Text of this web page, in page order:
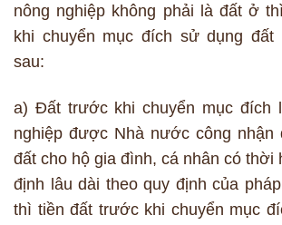
nông nghiệp không phải là đất ở
khi chuyển mục đích sử dụng
sau:
a) Đất trước khi chuyển mục đích
nghiệp được Nhà nước công nhận
đất cho hộ gia đình, cá nhân có thời
định lâu dài theo quy định của
thì tiền đất trước khi chuyển mục